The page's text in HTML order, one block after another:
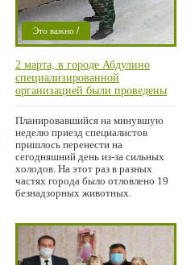
Это важно /
Криминал/
Проишествие/
2 марта, в городе Абдулино
специализированной
организацией были проведены
мероприятия по отлову
бродячих собак
Планировавшийся на минувшую
неделю приезд специалистов
пришлось перенести на
сегодняшний день из-за сильных
холодов. На этот раз в разных
частях города было отловлено 19
безнадзорных животных.